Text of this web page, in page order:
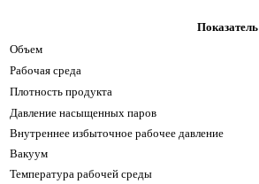
Показатель
Объем
Рабочая среда
Плотность продукта
Давление насыщенных паров
Внутреннее избыточное рабочее давление
Вакуум
Температура рабочей среды